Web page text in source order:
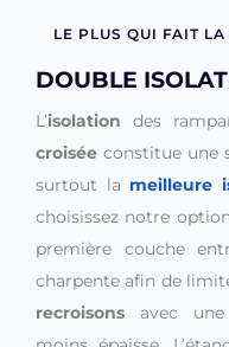
LE PLUS QUI FAIT
DOUBLE
L’isolation des
croisée constitue une
surtout la meilleure
choisissez notre option
première couche
charpente afin de
recroisons avec une